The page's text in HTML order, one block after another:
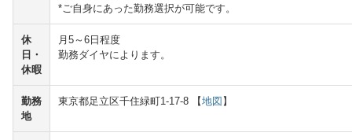
*ご自身にあった勤務選択が可能です。
休
日・
休暇
月5～6日程度
勤務ダイヤによります。
勤務
地
東京都足立区千住緑町1-17-8 【地図】